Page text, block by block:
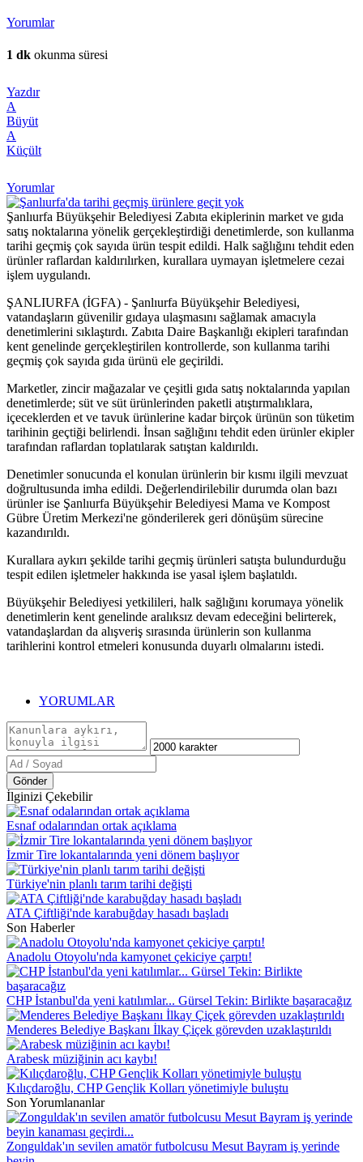
Yorumlar
1 dk okunma süresi
Yazdır
A
Büyüt
A
Küçült
Yorumlar
Şanlıurfa Büyükşehir Belediyesi Zabıta ekiplerinin market ve gıda
satış noktalarına yönelik gerçekleştirdiği denetimlerde, son kullanma
tarihi geçmiş çok sayıda ürün tespit edildi. Halk sağlığını tehdit eden
ürünler raflardan kaldırılırken, kurallara uymayan işletmelere cezai
işlem uygulandı.
ŞANLIURFA (İGFA) - Şanlıurfa Büyükşehir Belediyesi,
vatandaşların güvenilir gıdaya ulaşmasını sağlamak amacıyla
denetimlerini sıklaştırdı. Zabıta Daire Başkanlığı ekipleri tarafından
kent genelinde gerçekleştirilen kontrollerde, son kullanma tarihi
geçmiş çok sayıda gıda ürünü ele geçirildi.
Marketler, zincir mağazalar ve çeşitli gıda satış noktalarında yapılan
denetimlerde; süt ve süt ürünlerinden paketli atıştırmalıklara,
içeceklerden et ve tavuk ürünlerine kadar birçok ürünün son tüketim
tarihinin geçtiği belirlendi. İnsan sağlığını tehdit eden ürünler ekipler
tarafından raflardan toplatılarak satıştan kaldırıldı.
Denetimler sonucunda el konulan ürünlerin bir kısmı ilgili mevzuat
doğrultusunda imha edildi. Değerlendirilebilir durumda olan bazı
ürünler ise Şanlıurfa Büyükşehir Belediyesi Mama ve Kompost
Gübre Üretim Merkezi'ne gönderilerek geri dönüşüm sürecine
kazandırıldı.
Kurallara aykırı şekilde tarihi geçmiş ürünleri satışta bulundurduğu
tespit edilen işletmeler hakkında ise yasal işlem başlatıldı.
Büyükşehir Belediyesi yetkilileri, halk sağlığını korumaya yönelik
denetimlerin kent genelinde aralıksız devam edeceğini belirterek,
vatandaşlardan da alışveriş sırasında ürünlerin son kullanma
tarihlerini kontrol etmeleri konusunda duyarlı olmalarını istedi.
YORUMLAR
Gönder
İlginizi Çekebilir
Esnaf odalarından ortak açıklama
İzmir Tire lokantalarında yeni dönem başlıyor
Türkiye'nin planlı tarım tarihi değişti
ATA Çiftliği'nde karabuğday hasadı başladı
Son Haberler
Anadolu Otoyolu'nda kamyonet çekiciye çarptı!
CHP İstanbul'da yeni katılımlar... Gürsel Tekin: Birlikte başaracağız
Menderes Belediye Başkanı İlkay Çiçek görevden uzaklaştırıldı
Arabesk müziğinin acı kaybı!
Kılıçdaroğlu, CHP Gençlik Kolları yönetimiyle buluştu
Son Yorumlananlar
Zonguldak'ın sevilen amatör futbolcusu Mesut Bayram iş yerinde